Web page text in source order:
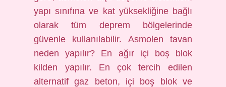
yapı sınıfına ve kat yüksekliğine bağlı
olarak tüm deprem bölgelerinde
güvenle kullanılabilir. Asmolen tavan
neden yapılır? En ağır içi boş blok
kilden yapılır. En çok tercih edilen
alternatif gaz beton, içi boş blok ve